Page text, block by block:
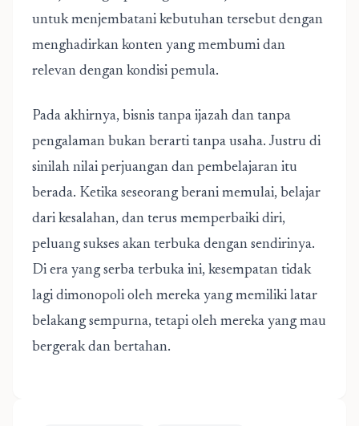
untuk menjembatani kebutuhan tersebut dengan
menghadirkan konten yang membumi dan
relevan dengan kondisi pemula.
Pada akhirnya, bisnis tanpa ijazah dan tanpa
pengalaman bukan berarti tanpa usaha. Justru di
sinilah nilai perjuangan dan pembelajaran itu
berada. Ketika seseorang berani memulai, belajar
dari kesalahan, dan terus memperbaiki diri,
peluang sukses akan terbuka dengan sendirinya.
Di era yang serba terbuka ini, kesempatan tidak
lagi dimonopoli oleh mereka yang memiliki latar
belakang sempurna, tetapi oleh mereka yang mau
bergerak dan bertahan.